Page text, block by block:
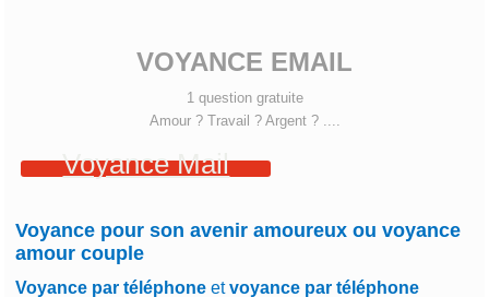
VOYANCE EMAIL
1 question gratuite
Amour ? Travail ? Argent ? ....
Voyance Mail
Voyance pour son avenir amoureux ou voyance
amour couple
Voyance par téléphone etvoyance par téléphone